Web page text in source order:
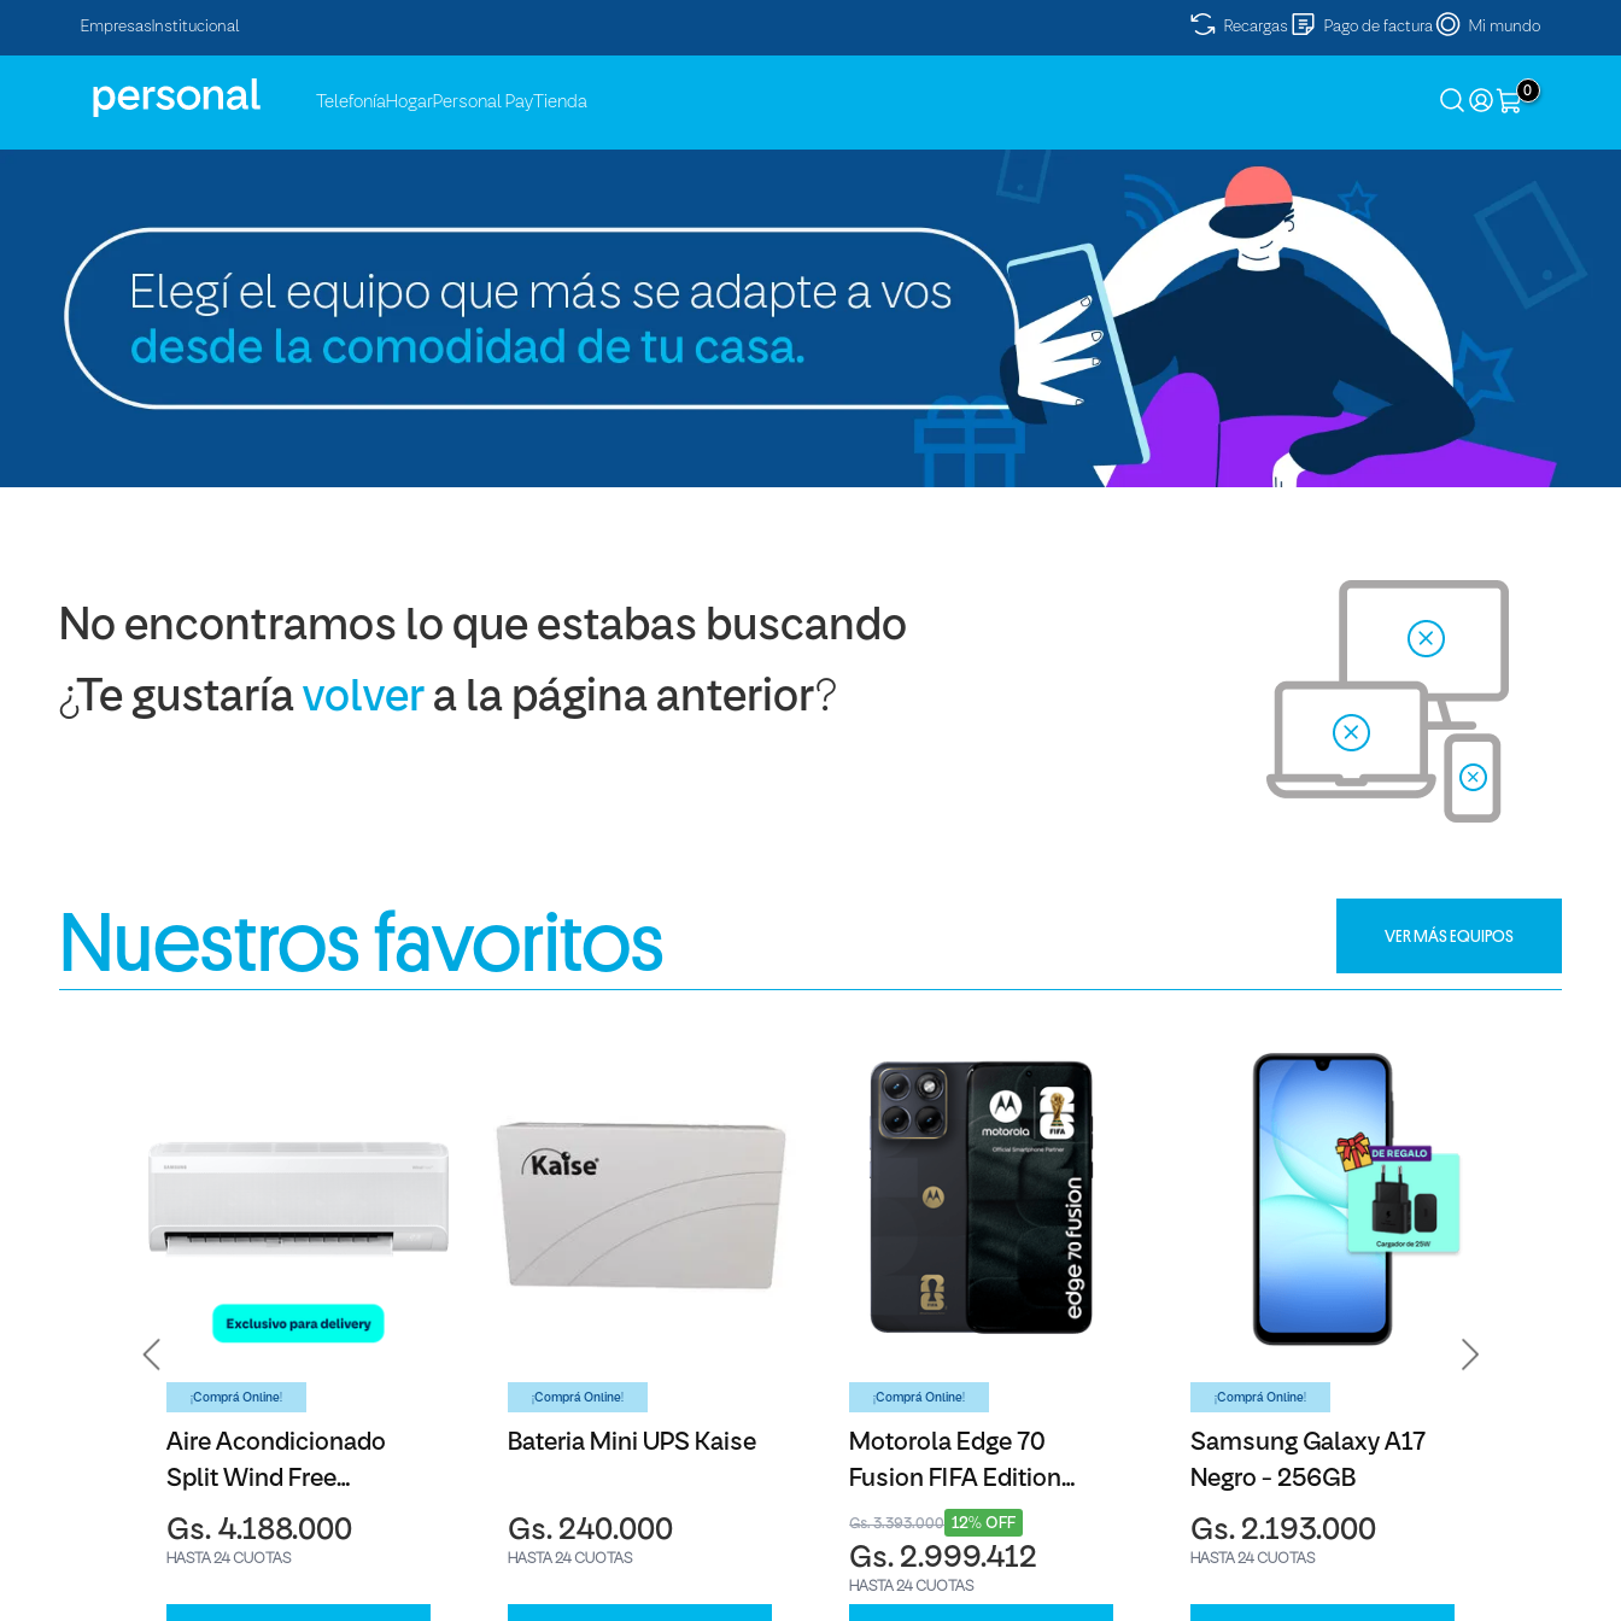
Empresas Institucional Recargas Pago de factura Mi mundo
TelefoníaHogarPersonal Pay Tienda
0
No encontramos lo que estabas buscando
¿Te gustaría volvera la página anterior?
Nuestros favoritos VER MÁS EQUIPOS
¡Comprá Online!
Aire Acondicionado
Split Wind Free
Samsung - 12000BTU
Gs. 4.188.000
HASTA 24 CUOTAS
¡Comprá Online!
Bateria Mini UPS Kaise
Gs. 240.000
HASTA 24 CUOTAS
¡Comprá Online!
Motorola Edge 70
Fusion FIFA Edition
Azul - 256GB
12% OFF
Gs. 3.393.000
Gs. 2.999.412
HASTA 24 CUOTAS
¡Comprá Online!
Samsung Galaxy A17
Negro - 256GB
Gs. 2.193.000
HASTA 24 CUOTAS